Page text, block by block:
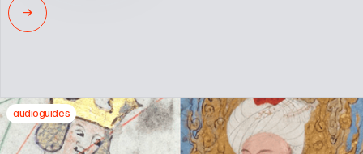
→
audioguides